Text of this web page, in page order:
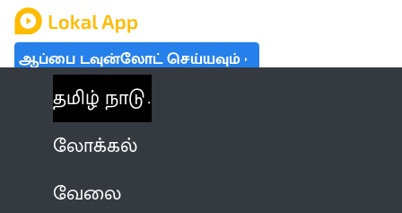
ஆப்பை டவுன்லோட் செய்யவும்
தமிழ் நாடு
லோக்கல்
வேலை